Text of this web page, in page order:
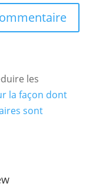
les
la façon dont
sont